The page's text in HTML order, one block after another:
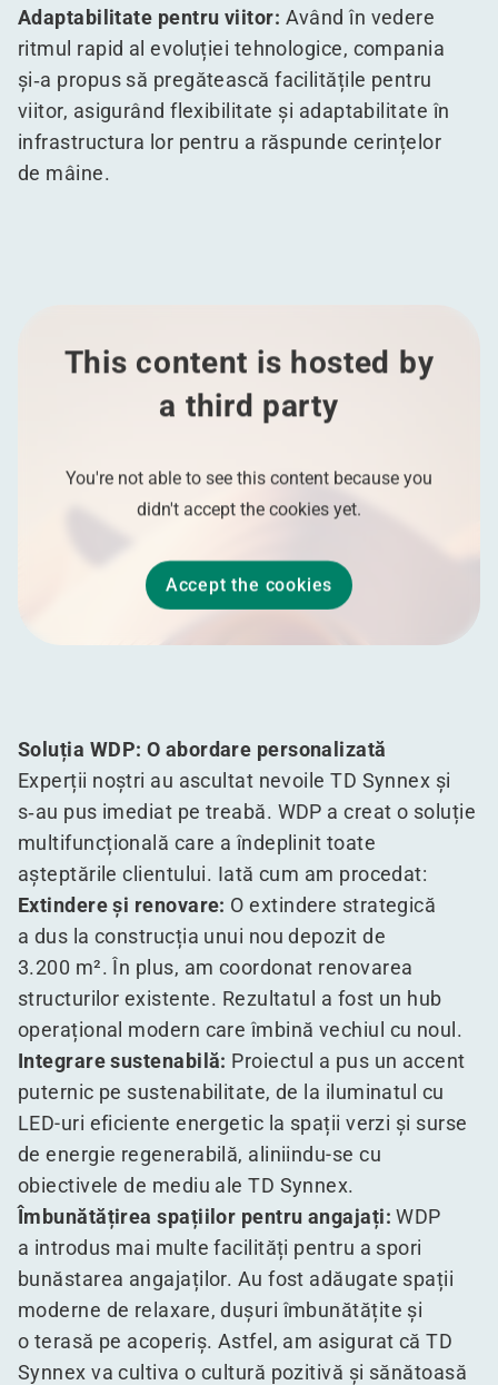
Adaptabilitate pentru viitor: Având în vedere
ritmul rapid al evoluției tehnologice, compania
și‑a propus să pregătească facilitățile pentru
viitor, asigurând flexibilitate și adaptabilitate în
infrastructura lor pentru a răspunde cerințelor
de mâine.
This content is hosted by
a third party
You're not able to see this content because you
didn't accept the cookies yet.
Accept the cookies
Soluția WDP: O abordare personalizată
Experții noștri au ascultat nevoile TD Synnex și
s‑au pus imediat pe treabă. WDP a creat o soluție
multifuncțională care a îndeplinit toate
așteptările clientului. Iată cum am procedat:
Extindere și renovare: O extindere strategică
a dus la construcția unui nou depozit de
3.200 m². În plus, am coordonat renovarea
structurilor existente. Rezultatul a fost un hub
operațional modern care îmbină vechiul cu noul.
Integrare sustenabilă: Proiectul a pus un accent
puternic pe sustenabilitate, de la iluminatul cu
LED-uri eficiente energetic la spații verzi și surse
de energie regenerabilă, aliniindu-se cu
obiectivele de mediu ale TD Synnex.
Îmbunătățirea spațiilor pentru angajați: WDP
a introdus mai multe facilități pentru a spori
bunăstarea angajaților. Au fost adăugate spații
moderne de relaxare, dușuri îmbunătățite și
o terasă pe acoperiș. Astfel, am asigurat că TD
Synnex va cultiva o cultură pozitivă și sănătoasă